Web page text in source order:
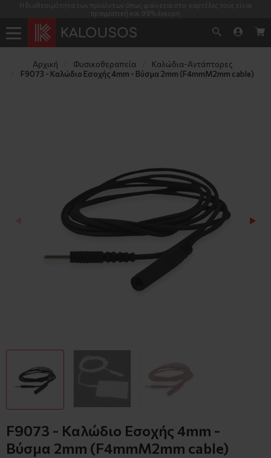
Η διαθεσιμότητα των προϊόντων όπως φαίνεται στις καρτέλες τους είναι
πραγματική και 99% έγκυρη
Αρχική Φυσικοθεραπεία
Καλώδια-Αντάπτορες
F9073 - Καλώδιο Εσοχής 4mm - Βύσμα 2mm (F4mmM2mm cable)
F9073 - Καλώδιο Εσοχής 4mm -
Βύσμα 2mm (F4mmM2mm cable)